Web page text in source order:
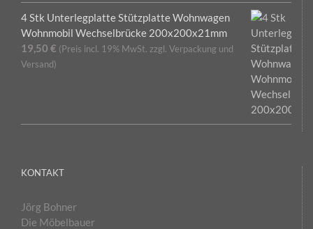
4 Stk Unterlegplatte Stützplatte Wohnwagen
Wohnmobil Wechselbrücke 200x200x21mm
19,50 € (Preis incl. 19% MwSt. zzgl. Verpackung und
Versand)
KONTAKT
Jörg Bohner
Die Möbelbauer